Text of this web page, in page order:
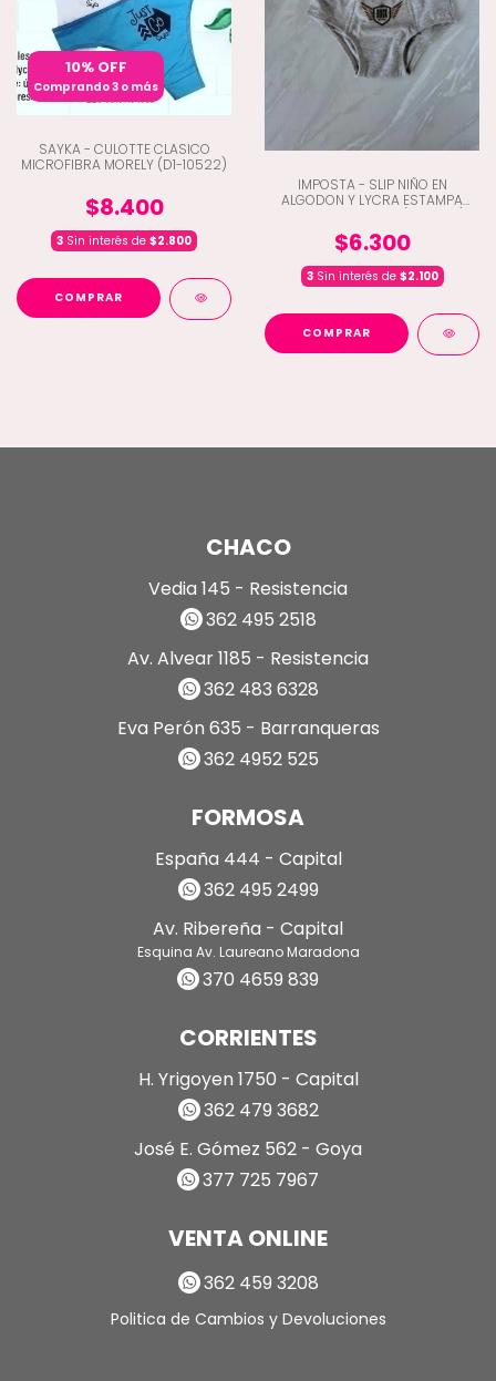
10% OFF
Comprando 3 o más
SAYKA - CULOTTE CLASICO
MICROFIBRA MORELY (D1-10522)
$8.400
3 Sin interés de $2.800
COMPRAR
IMPOSTA - SLIP NIÑO EN
ALGODON Y LYCRA ESTAMPA
$6.300
3Sin interés de $2.100
COMPRAR
CHACO
Vedia 145 - Resistencia
362 495 2518
Av. Alvear 1185 - Resistencia
362 483 6328
Eva Perón 635 - Barranqueras
362 4952 525
FORMOSA
España 444 - Capital
362 495 2499
Av. Ribereña - Capital
Esquina Av. Laureano Maradona
370 4659 839
CORRIENTES
H. Yrigoyen 1750 - Capital
362 479 3682
José E. Gómez 562 - Goya
377 725 7967
VENTA ONLINE
362 459 3208
Politica de Cambios y Devoluciones